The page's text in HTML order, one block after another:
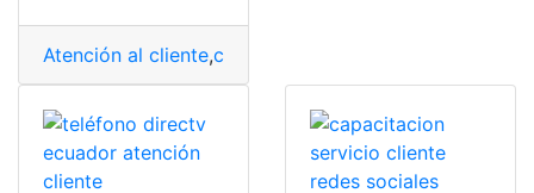
Atención al cliente,clientes